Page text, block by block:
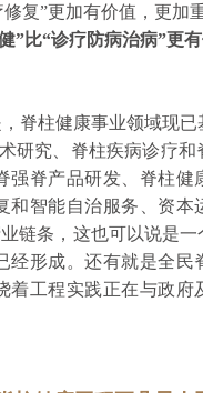
修复”更加有价值，更加
”比“诊疗防病治病”更有
脊柱健康事业领域现已
研究、脊柱疾病诊疗和
强脊产品研发、脊柱健
和智能自治服务、资本
链条，这也可以说是
经形成。还有就是全民
着工程实践正在与政府